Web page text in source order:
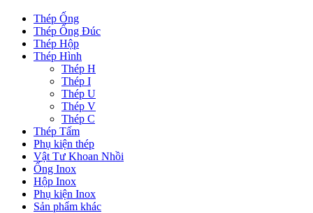
Thép Ống
Thép Ống Đúc
Thép Hộp
Thép Hình
Thép H
Thép I
Thép U
Thép V
Thép C
Thép Tấm
Phụ kiện thép
Vật Tư Khoan Nhồi
Ống Inox
Hộp Inox
Phụ kiện Inox
Sản phẩm khác